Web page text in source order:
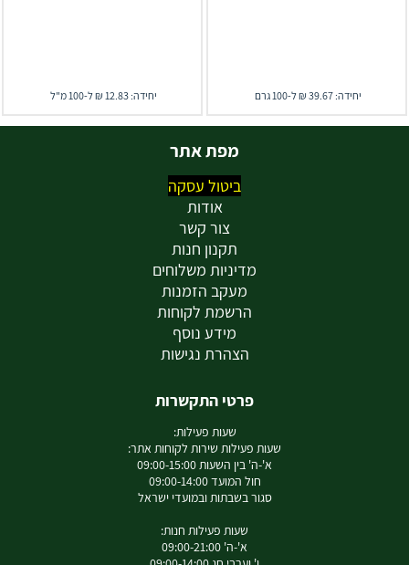
יחידה: 39.67 ₪ ל-100 גרם יחידה: 12.83 ₪ ל-100 מ"ל
מפת אתר
ביטול עסקה
אודות
צור קשר
תקנון חנות
מדיניות משלוחים
מעקב הזמנות
הרשמת לקוחות
מידע נוסף
הצהרת נגישות
פרטי התקשרות
שעות פעילות:
שעות פעילות שירות לקוחות אתר:
א'-ה' בין השעות 09:00-15:00
חול המועד 09:00-14:00
סגור בשבתות ובמועדי ישראל
שעות פעילות חנות:
א'-ה' 09:00-21:00